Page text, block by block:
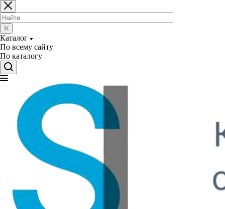
Каталог
По всему сайту
По каталогу